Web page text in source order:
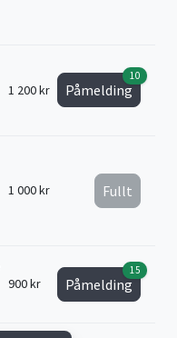
1 200 kr Påmelding
10
1 000 kr Fullt
900 kr Påmelding
15